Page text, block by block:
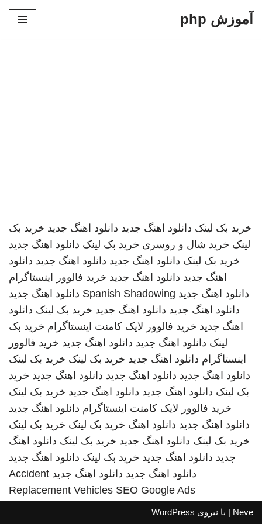
آموزش php
خرید بک لینک دانلود اهنگ جدید دانلود اهنگ جدید خرید بک
لینک خرید شال و روسری خرید بک لینک دانلود اهنگ جدید
خرید بک لینک دانلود اهنگ جدید دانلود اهنگ جدید دانلود
اهنگ جدید دانلود اهنگ جدید خرید فالوور اینستاگرام
دانلود اهنگ جدید Spanish Shadowing دانلود اهنگ جدید
دانلود اهنگ جدید دانلود اهنگ جدید خرید بک لینک دانلود
اهنگ جدید خرید فالوور لایک کامنت اینستاگرام خرید بک
لینک دانلود اهنگ جدید دانلود اهنگ جدید خرید فالوور
اینستاگرام دانلود اهنگ جدید خرید بک لینک خرید بک لینک
دانلود اهنگ جدید دانلود اهنگ جدید دانلود اهنگ جدید خرید
بک لینک دانلود اهنگ جدید دانلود اهنگ جدید خرید بک لینک
خرید فالوور لایک کامنت اینستاگرام دانلود اهنگ جدید
دانلود اهنگ جدید دانلود اهنگ خرید بک لینک خرید بک لینک
خرید بک لینک دانلود اهنگ جدید خرید بک لینک دانلود اهنگ
جدید دانلود اهنگ جدید خرید بک لینک دانلود اهنگ جدید
دانلود اهنگ جدید دانلود اهنگ جدید Accident
Replacement Vehicles SEO Google Ads
Neve | با نیروی WordPress